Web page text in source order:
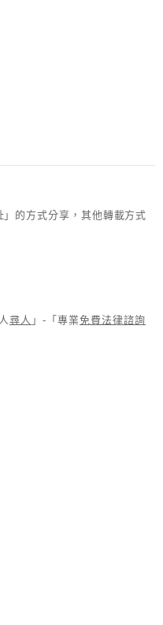
的方式分享，其他轉載方式
尋人 」-「專業免費法律諮詢